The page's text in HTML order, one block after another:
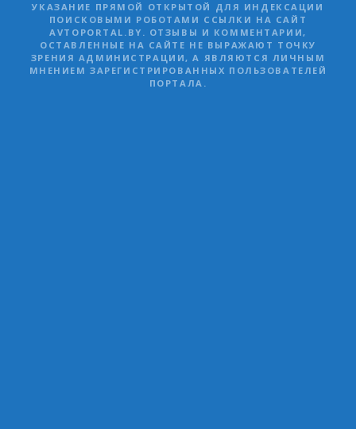
УКАЗАНИЕ ПРЯМОЙ ОТКРЫТОЙ ДЛЯ ИНДЕКСАЦИИ
ПОИСКОВЫМИ РОБОТАМИ ССЫЛКИ НА САЙТ
AVTOPORTAL.BY. ОТЗЫВЫ И КОММЕНТАРИИ,
ОСТАВЛЕННЫЕ НА САЙТЕ НЕ ВЫРАЖАЮТ ТОЧКУ
ЗРЕНИЯ АДМИНИСТРАЦИИ, А ЯВЛЯЮТСЯ ЛИЧНЫМ
МНЕНИЕМ ЗАРЕГИСТРИРОВАННЫХ ПОЛЬЗОВАТЕЛЕЙ
ПОРТАЛА.